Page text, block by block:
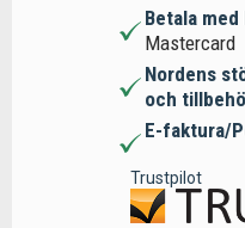
Betala med
Mastercard
Nordens
och
E-faktura/
Trustpilot